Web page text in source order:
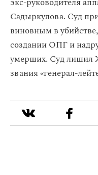
Садыркулова. Суд
виновным в
создании ОПГ и
умерших. Суд лишил
звания «генерал-